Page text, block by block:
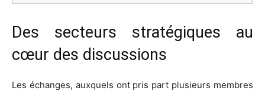
Des secteurs stratégiques au
cœur des discussions
Les échanges, auxquels ont pris part plusieurs membres